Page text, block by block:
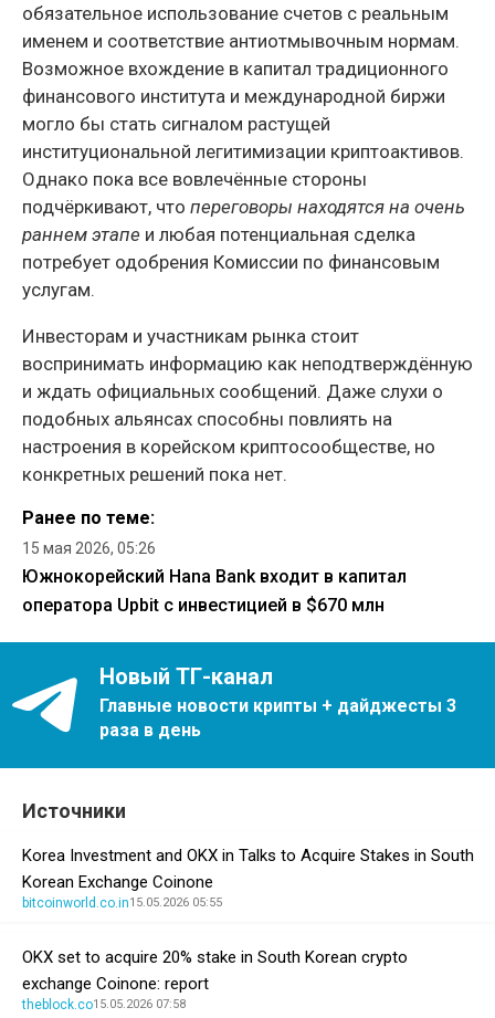
обязательное использование счетов с реальным
именем и соответствие антиотмывочным нормам.
Возможное вхождение в капитал традиционного
финансового института и международной биржи
могло бы стать сигналом растущей
институциональной легитимизации криптоактивов.
Однако пока все вовлечённые стороны
подчёркивают, что переговоры находятся на очень
раннем этапе и любая потенциальная сделка
потребует одобрения Комиссии по финансовым
услугам.
Инвесторам и участникам рынка стоит
воспринимать информацию как неподтверждённую
и ждать официальных сообщений. Даже слухи о
подобных альянсах способны повлиять на
настроения в корейском криптосообществе, но
конкретных решений пока нет.
Ранее по теме:
15 мая 2026, 05:26
Южнокорейский Hana Bank входит в капитал
оператора Upbit с инвестицией в $670 млн
Новый ТГ-канал
Главные новости крипты + дайджесты 3
раза в день
Источники
Korea Investment and OKX in Talks to Acquire Stakes in South
Korean Exchange Coinone
bitcoinworld.co.in15.05.2026 05:55
OKX set to acquire 20% stake in South Korean crypto
exchange Coinone: report
theblock.co15.05.2026 07:58